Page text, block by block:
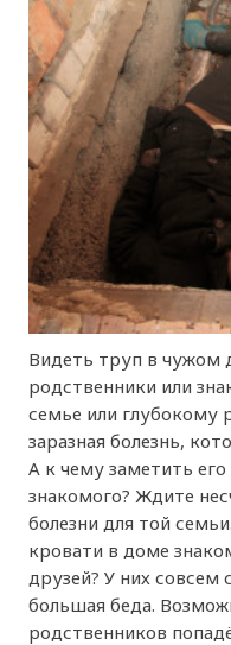
Видеть труп в чужом
родственники или
семье или глубокому
заразная болезнь,
А к чему заметить
знакомого? Ждите
болезни для той
кровати в доме
друзей? У них совсем
большая беда.
родственников